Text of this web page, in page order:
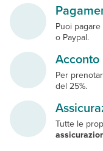
Puoi
o Paypal.
Acconto
Per
del 25%.
Tutte le